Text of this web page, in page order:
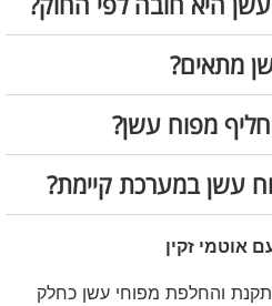
מתאים?
מפוח עשן?
עשן במערכת קיימת?
אוטמי זקין
והחלפת מפוחי עשן כחלק